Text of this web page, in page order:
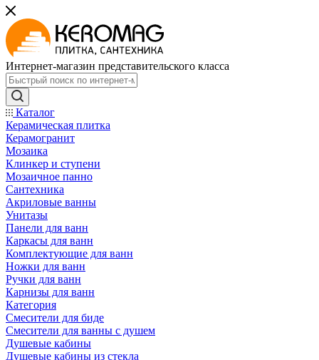
Интернет-магазин представительского класса
Каталог
Керамическая плитка
Керамогранит
Мозаика
Клинкер и ступени
Мозаичное панно
Сантехника
Акриловые ванны
Унитазы
Панели для ванн
Каркасы для ванн
Комплектующие для ванн
Ножки для ванн
Ручки для ванн
Карнизы для ванн
Категория
Смесители для биде
Смесители для ванны с душем
Душевые кабины
Душевые кабины из стекла